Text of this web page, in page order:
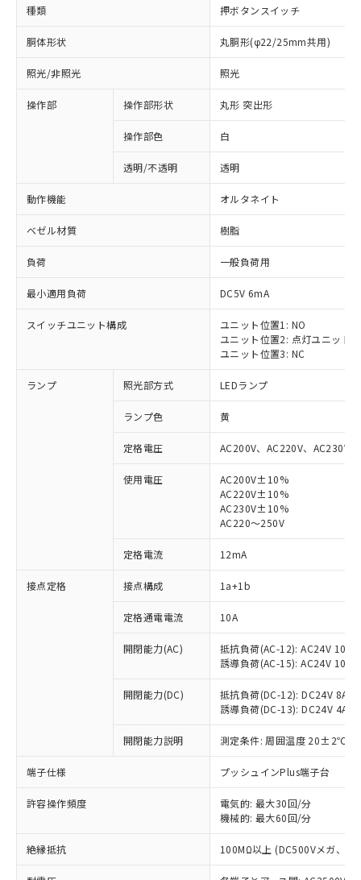
種類 押ボタンスイッチ
胴体形状 丸胴形(φ22/25mm共用)
照光/非照光 照光
操作部 操作部形状 丸形 突出形
操作部色 白
透明/不透明 透明
動作機能 オルタネイト
ベゼル材質 樹脂
負荷 一般負荷用
最小適用負荷 DC5V 6mA
スイッチユニット構成
ユニット位置1: NO
ユニット位置2: 点灯ユニット
ユニット位置3: NC
ランプ 照光部方式 LEDランプ
ランプ色 黄
定格電圧 AC200V、AC220V、AC230V
使用電圧
AC200V±10%
AC220V±10%
AC230V±10%
AC220～250V
定格電流 12mA
接点定格 接点構成 1a+1b
定格通電電流 10A
開閉能力(AC)
抵抗負荷(AC-12): AC24V 10A/
誘導負荷(AC-15): AC24V
開閉能力(DC)
抵抗負荷(DC-12): DC24V 8A/
誘導負荷(DC-13): DC24V 4A/
開閉能力説明 測定条件: 周囲温度 20±2℃、
端子仕様 プッシュインPlus端子台
許容操作頻度
電気的: 最大30回/分
機械的: 最大60回/分
絶縁抵抗 100MΩ以上 (DC500Vメガ、点
ご利用条件
以下の条件をお読みいただき、同意のうえ
ご利用ください。
本サービスは、当社制御機器事業取扱
商品の当社在庫状況および標準価格
(税抜)を提供させていただくもので
当社制御機器事業取扱商品の中には、
本サービスの対象外となる商品もある
※1 対応状況
対応済み：EU RoHS指令（10物質）の
非含有に対応した製品が提供可能な商品で
対応予定：EU RoHS指令（10物質）の非含
有に対応した製品に切り替える予定のある
対応予定なし：EU RoHS指令（10物質）の
非含有に非対応の商品で、対応品を出す予
調査・確認中：EU RoHS指令（10物質）の
非含有の対応状況を調査中または確認中の
商品です。
非該当品：ライセンス料など無形物で、有
害物質有無と関係のない商品です。
仕入先様の事情により、非含有部品として
いたものが、含有品と判明した場合などや
「○」：最大均質材料含有率が中国RoHSの
基準値以下であることを示します。
「×」：最大均質材料含有率が中国RoHSの
基準値を超えていることを示します。
当社は、これら貴社製品のうち、外国